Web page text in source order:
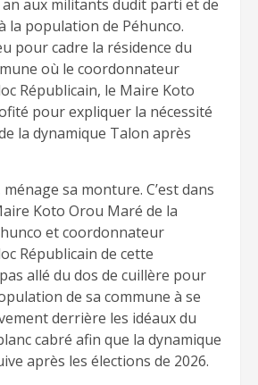
aux militants dudit parti et de
la population de Péhunco.
pour cadre la résidence du
où le coordonnateur
Républicain, le Maire Koto
pour expliquer la nécessité
la dynamique Talon après
sa monture. C’est dans
Koto Orou Maré de la
et coordonnateur
Républicain de cette
allé du dos de cuillère pour
de sa commune à se
derrière les idéaux du
cabré afin que la dynamique
après les élections de 2026.